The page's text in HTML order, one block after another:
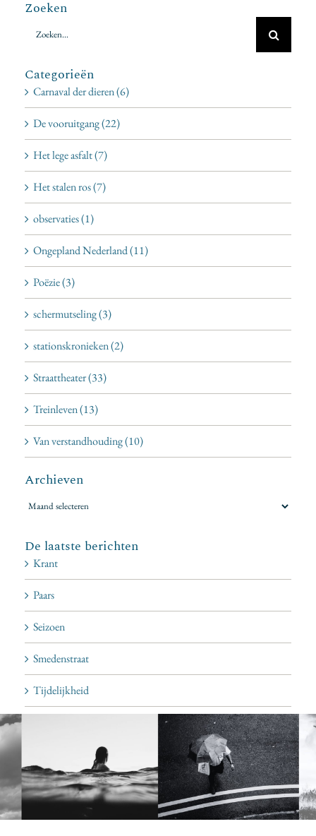
Zoeken
naar:
Categorieën
Carnaval der dieren (6)
De vooruitgang (22)
Het lege asfalt (7)
Het stalen ros (7)
observaties (1)
Ongepland Nederland (11)
Poëzie (3)
schermutseling (3)
stationskronieken (2)
Straattheater (33)
Treinleven (13)
Van verstandhouding (10)
Archieven
De laatste berichten
Krant
Paars
Seizoen
Smedenstraat
Tijdelijkheid